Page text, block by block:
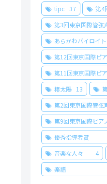
tipc
37 第4
第3回東京国際管弦
あらかわバイロイト
第12回東京国際ピ
第11回東京国際ピ
椿太陽
13
第2回東京国際管弦
第9回東京国際ピア
優秀指導者賞
音楽な人々
4
楽譜